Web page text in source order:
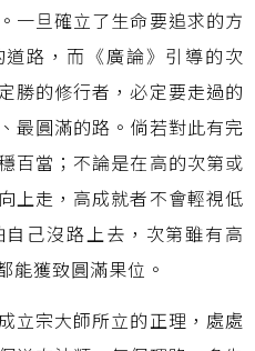
一旦確立了生命要追求的方
路，而《廣論》引導的次
勝的修行者，必定要走過的
最圓滿的路。倘若對此有完
百當；不論是在高的次第或
上走，高成就者不會輕視低
己沒路上去，次第雖有高
能獲致圓滿果位。
宗大師所立的正理，處處